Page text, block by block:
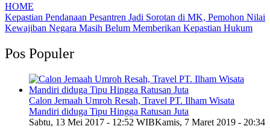
HOME
Kepastian Pendanaan Pesantren Jadi Sorotan di MK, Pemohon Nilai
Kewajiban Negara Masih Belum Memberikan Kepastian Hukum
Pos Populer
Calon Jemaah Umroh Resah, Travel PT. Ilham Wisata
Mandiri diduga Tipu Hingga Ratusan Juta
Sabtu, 13 Mei 2017 - 12:52 WIBKamis, 7 Maret 2019 - 20:34